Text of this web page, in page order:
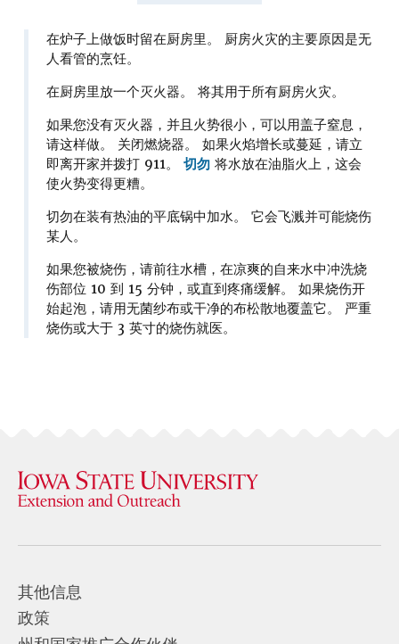
在炉子上做饭时留在厨房里。 厨房火灾的主要原因是无
人看管的烹饪。
在厨房里放一个灭火器。 将其用于所有厨房火灾。
如果您没有灭火器，并且火势很小，可以用盖子窒息，
请这样做。 关闭燃烧器。 如果火焰增长或蔓延，请立
即离开家并拨打 911。 切勿 将水放在油脂火上，这会
使火势变得更糟。
切勿在装有热油的平底锅中加水。 它会飞溅并可能烧伤
某人。
如果您被烧伤，请前往水槽，在凉爽的自来水中冲洗烧
伤部位 10 到 15 分钟，或直到疼痛缓解。 如果烧伤开
始起泡，请用无菌纱布或干净的布松散地覆盖它。 严重
烧伤或大于 3 英寸的烧伤就医。
其他信息
政策